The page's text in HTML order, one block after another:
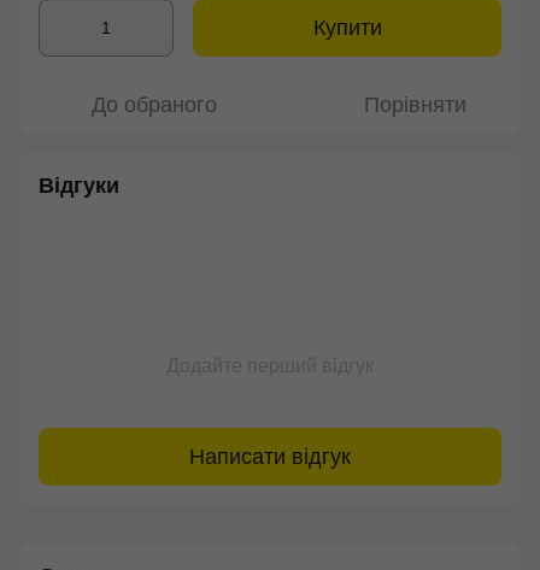
Купити
До обраного Порівняти
Відгуки
Написати відгук